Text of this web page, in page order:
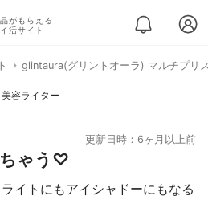
がもらえる
活サイト
glintaura(グリントオーラ) マルチプリ
容ライター
更新日時：6ヶ月以上前
ゃう♡
イトにもアイシャドーにもなる